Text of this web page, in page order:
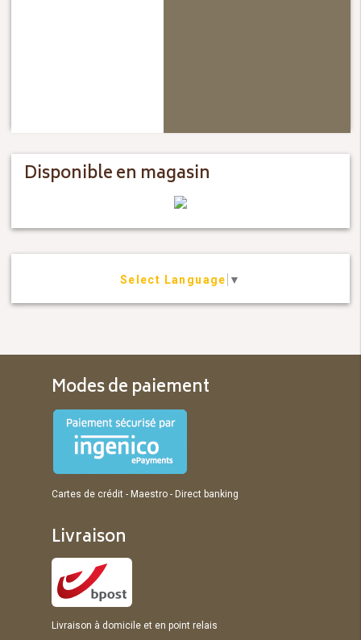
Disponible en magasin
Select Language ▼
Modes de paiement
Cartes de crédit - Maestro - Direct banking
Livraison
Livraison à domicile et en point relais